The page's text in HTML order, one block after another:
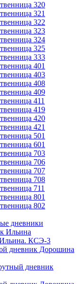
320
321
322
323
324
325
333
401
403
408
409
411
419
420
421
501
601
703
706
707
708
711
801
802
дневники
Ильина
КСЭ-3
дневник Дорошина
дневник